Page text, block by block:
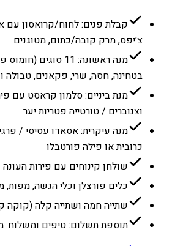
קבלת פנים: לחוח/קרואסון עם
צ׳יפס, מרק קובה/כתום, מטוגנים
מנה ראשונה: 11
בטחינה, חסה, שרי, פקאנים, טבולה
מנת ביניים: סלמון קראסט עם
וצנוברים / טורטייה פטריות יער
מנה עיקרית: אסאדו עסיסי /
כרובית או פילה פורטבלו
שולחן קינוחים עם פירות
כלים פורצלן וכלי הגשה, מפות,
שתייה חמה ושתייה קלה (קוקה
תוספת תשלום: טיפים ומשלוח.